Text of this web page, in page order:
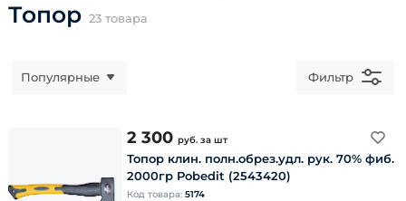
Топор 23 товара
Популярные Фильтр
2 300 руб. за шт
Топор клин. полн.обрез.удл. рук. 70% фиб.
2000гр Pobedit (2543420)
Код товара: 5174